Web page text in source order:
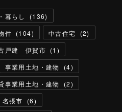
暮らし (136)
件 (104) 中古住宅 (2)
戸建 伊賀市 (1 )
事業用土地・建物 (4)
事業用土地・建物 (2)
張市 (6)